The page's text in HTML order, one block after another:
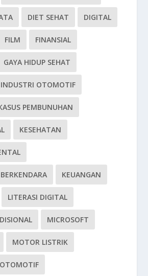
DIET SEHAT DIGITAL
FILM FINANSIAL
GAYA HIDUP SEHAT
INDUSTRI OTOMOTIF
PEMBUNUHAN
KESEHATAN
KEUANGAN
LITERASI DIGITAL
MICROSOFT
MOTOR LISTRIK
OTOMOTIF